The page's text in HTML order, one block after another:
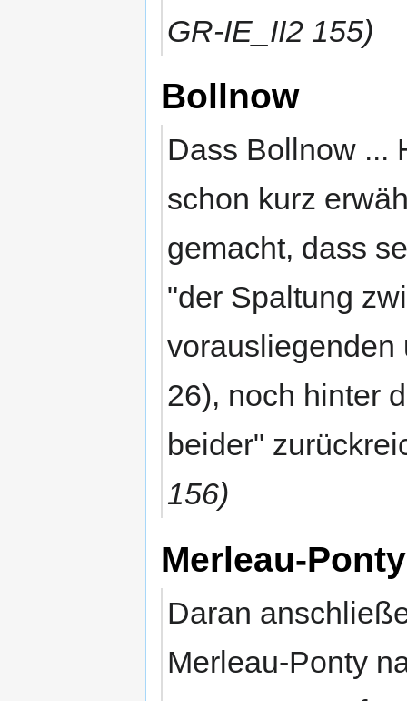
GR-IE_II2 155)
Bollnow
Dass Bollnow ...
schon kurz
gemacht, dass
"der Spaltung
vorausliegenden
26), noch hinter
beider"
156)
Merleau-Ponty
Daran
Merleau-Ponty